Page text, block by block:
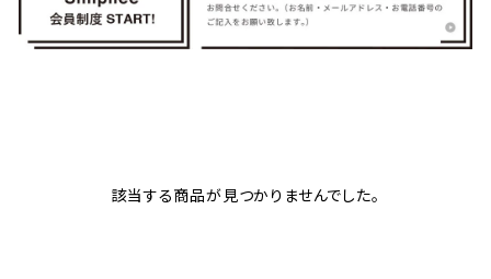
該当する商品が見つかりませんでした。